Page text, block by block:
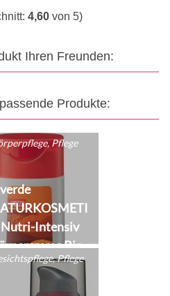
4,60 von 5)
Ihren Freunden:
Produkte:
Pflege
Nutri-Intensiv
Bio-
Bio-Chia
Pflege